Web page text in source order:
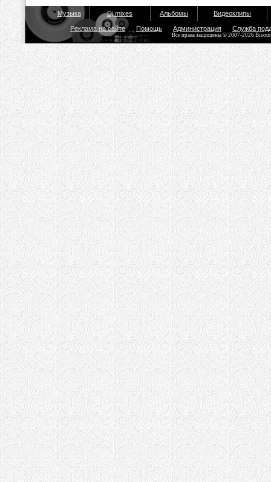
Музыка Dj mixes Альбомы Видеоклипы
Реклама на сайте Помощь Администрация Служба
Все права защищены © 2007-2026